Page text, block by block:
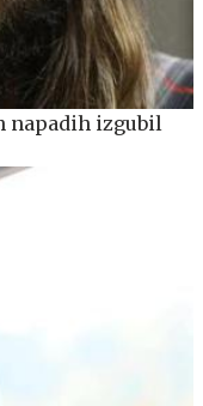
napadih izgubil